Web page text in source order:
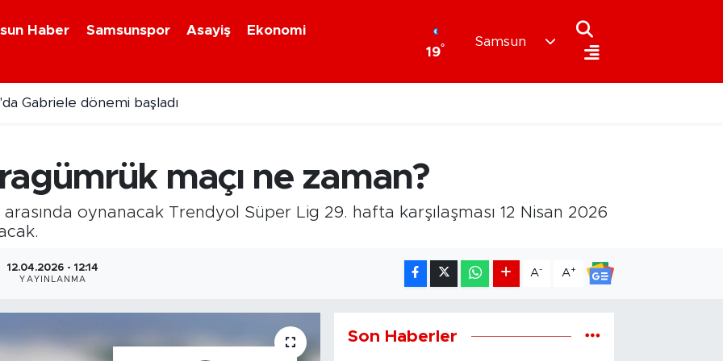
Haber Samsunspor Asayiş
Ekonomi
19°
Samsun
Gabriele dönemi başladı
maçı ne zaman?
oynanacak Trendyol Süper Lig 29. hafta karşılaşması 12 Nisan 2026
12.04.2026 - 12:14
YAYINLANMA
A- A+
Son Haberler